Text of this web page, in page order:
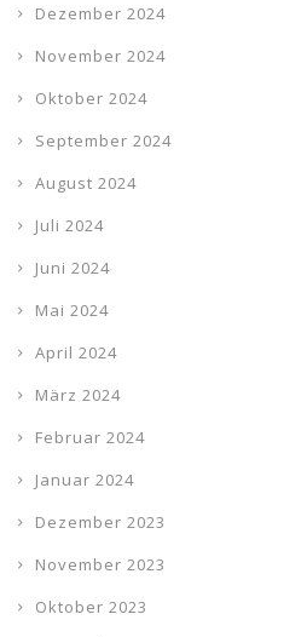
Dezember 2024
November 2024
Oktober 2024
September 2024
August 2024
Juli 2024
Juni 2024
Mai 2024
April 2024
März 2024
Februar 2024
Januar 2024
Dezember 2023
November 2023
Oktober 2023